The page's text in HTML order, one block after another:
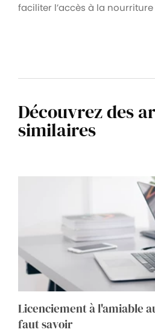
faciliter l’accès à la
Découvrez des
similaires
Licenciement à l'amiable
faut savoir